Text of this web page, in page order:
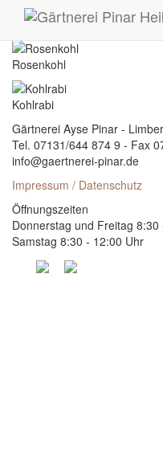
Blumenkohl
Rosenkohl
Kohlrabi
Gärtnerei Ayse Pinar -
Tel. 07131/644 874 9 - Fax
info@gaertnerei-pinar.de
Impressum / Datenschutz
Öffnungszeiten
Donnerstag und Freitag
Samstag 8:30 - 12:00 Uhr